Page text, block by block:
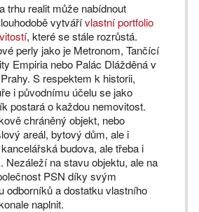
trhu realit může nabídnout
vytvářívlastní portfolio
, které se stále rozrůstá.
perly jako je Metronom, Tančící
Empiria nebo Palác Dlážděná v
S respektem k historii,
i původnímu účelu se jako
postará o každou nemovitost.
chráněný objekt, nebo
areál, bytový dům, ale i
budova, ale třeba i
Nezáleží na stavu objektu, ale na
PSN díky svým
odborníků a dostatku vlastního
naplnit.